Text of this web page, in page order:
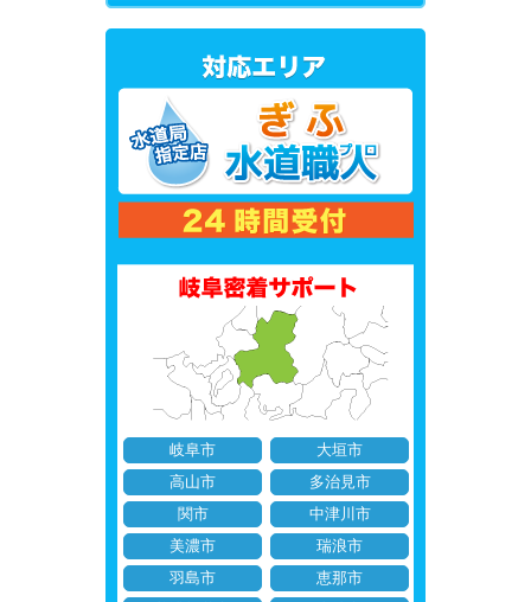
岐阜市
大垣市
高山市
多治見市
関市
中津川市
美濃市
瑞浪市
羽島市
恵那市